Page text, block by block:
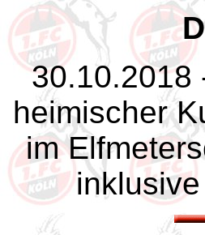
30.10.2018
heimischer
im